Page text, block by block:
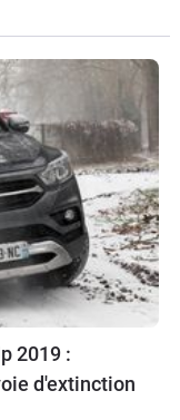
2019 :
d'extinction